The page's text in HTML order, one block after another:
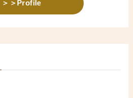
＞＞Profile